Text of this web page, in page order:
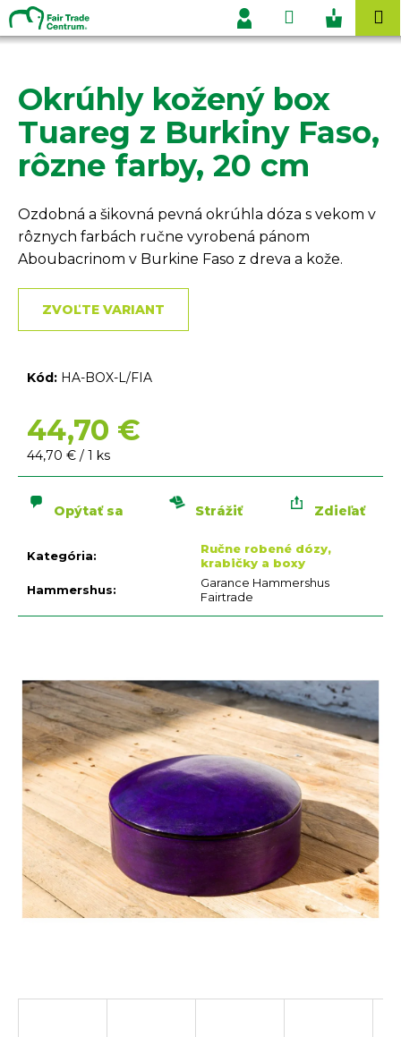
Prejsť
na
obsah
Hľadať
Prihlásenie
Okrúhly kožený box
Tuareg z Burkiny Faso,
rôzne farby, 20 cm
Ozdobná a šikovná pevná okrúhla dóza s vekom v
rôznych farbách ručne vyrobená pánom
Aboubacrinom v Burkine Faso z dreva a kože.
ZVOĽTE VARIANT
Kód: HA-BOX-L/FIA
44,70 €
Jednotková
cena:
44,70 € / 1 ks
Kategória:
Ručne robené dózy,
krabičky a boxy
Hammershus:
Garance Hammershus
Fairtrade
Opýtať sa Strážiť Zdieľať
K
o
Späť
Späť
Č
o
p
o
r
e
b
u
e
e
á
s
d
p
o
r
ú
č
a
m